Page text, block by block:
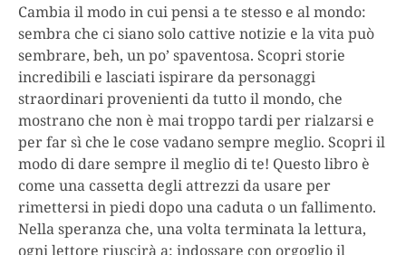
Cambia il modo in cui pensi a te stesso e al mondo:
sembra che ci siano solo cattive notizie e la vita può
sembrare, beh, un po’ spaventosa. Scopri storie
incredibili e lasciati ispirare da personaggi
straordinari provenienti da tutto il mondo, che
mostrano che non è mai troppo tardi per rialzarsi e
per far sì che le cose vadano sempre meglio. Scopri il
modo di dare sempre il meglio di te! Questo libro è
come una cassetta degli attrezzi da usare per
rimettersi in piedi dopo una caduta o un fallimento.
Nella speranza che, una volta terminata la lettura,
ogni lettore riuscirà a: indossare con orgoglio il